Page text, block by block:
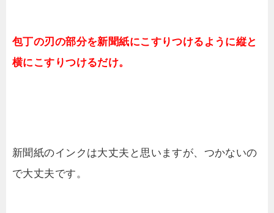
包丁の刃の部分を新聞紙にこすりつけるように縦と
横にこすりつけるだけ。
新聞紙のインクは大丈夫と思いますが、つかないの
で大丈夫です。